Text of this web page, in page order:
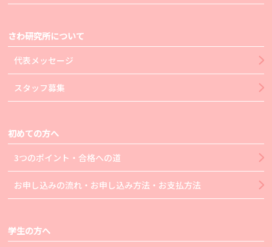
さわ研究所について
代表メッセージ
スタッフ募集
初めての方へ
3つのポイント・合格への道
お申し込みの流れ・お申し込み方法・お支払方法
学生の方へ